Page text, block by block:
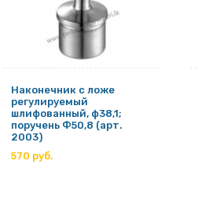
Наконечник с ложе
регулируемый
шлифованный, ф38,1;
поручень Ф50,8 (арт.
2003)
570 руб.